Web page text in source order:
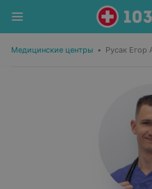
Медицинские центры • Русак Егор